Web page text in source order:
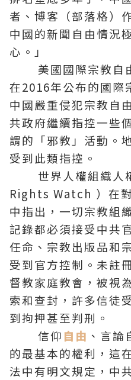
者、博客（部落格）
中國的新聞自由情況
心。」
美國國際宗教自由
在2016年公布的國際
中國嚴重侵犯宗教自
共政府繼續指控一些
謂的「邪教」活動。
受到此類指控。
世界人權組織人
Rights Watch ）在
中指出，一切宗教組
記錄都必須接受中共
任命、宗教出版品和
受到官方控制。未註
督教家庭教會，被視
索和查封，許多信徒
到拘押甚至判刑。
信仰 自由 、言論
的最基本的權利，這
法中有明文規定，中